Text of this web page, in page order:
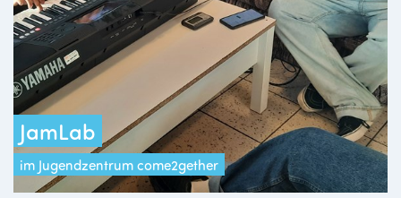
JamLab
im Jugendzentrum come2gether